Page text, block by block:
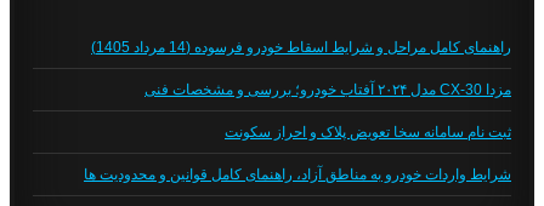
راهنمای کامل مراحل و شرایط اسقاط خودرو فرسوده (14 مرداد 1405)
مزدا CX-30 مدل ۲۰۲۴ آفتاب خودرو؛ بررسی و مشخصات فنی
ثبت نام سامانه سخا تعویض پلاک و احراز سکونت
شرایط واردات خودرو به مناطق آزاد، راهنمای کامل قوانین و محدودیت ها